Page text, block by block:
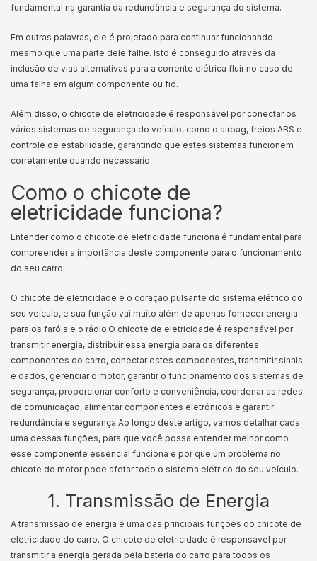
fundamental na garantia da redundância e segurança do sistema.
Em outras palavras, ele é projetado para continuar funcionando
mesmo que uma parte dele falhe. Isto é conseguido através da
inclusão de vias alternativas para a corrente elétrica fluir no caso de
uma falha em algum componente ou fio.
Além disso, o chicote de eletricidade é responsável por conectar os
vários sistemas de segurança do veículo, como o airbag, freios ABS e
controle de estabilidade, garantindo que estes sistemas funcionem
corretamente quando necessário.
Como o chicote de
eletricidade funciona?
Entender como o chicote de eletricidade funciona é fundamental para
compreender a importância deste componente para o funcionamento
do seu carro.
O chicote de eletricidade é o coração pulsante do sistema elétrico do
seu veículo, e sua função vai muito além de apenas fornecer energia
para os faróis e o rádio.O chicote de eletricidade é responsável por
transmitir energia, distribuir essa energia para os diferentes
componentes do carro, conectar estes componentes, transmitir sinais
e dados, gerenciar o motor, garantir o funcionamento dos sistemas de
segurança, proporcionar conforto e conveniência, coordenar as redes
de comunicação, alimentar componentes eletrônicos e garantir
redundância e segurança.Ao longo deste artigo, vamos detalhar cada
uma dessas funções, para que você possa entender melhor como
esse componente essencial funciona e por que um problema no
chicote do motor pode afetar todo o sistema elétrico do seu veículo.
1. Transmissão de Energia
A transmissão de energia é uma das principais funções do chicote de
eletricidade do carro. O chicote de eletricidade é responsável por
transmitir a energia gerada pela bateria do carro para todos os